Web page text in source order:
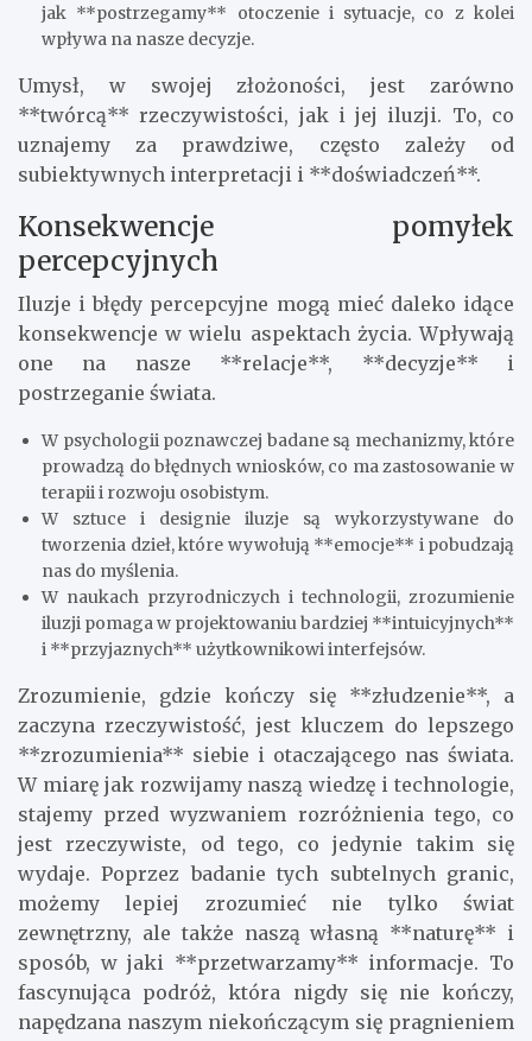
jak **postrzegamy** otoczenie i sytuacje, co z kolei
wpływa na nasze decyzje.
Umysł, w swojej złożoności, jest zarówno
**twórcą** rzeczywistości, jak i jej iluzji. To, co
uznajemy za prawdziwe, często zależy od
subiektywnych interpretacji i **doświadczeń**.
Konsekwencje pomyłek
percepcyjnych
Iluzje i błędy percepcyjne mogą mieć daleko idące
konsekwencje w wielu aspektach życia. Wpływają
one na nasze **relacje**, **decyzje** i
postrzeganie świata.
W psychologii poznawczej badane są mechanizmy, które
prowadzą do błędnych wniosków, co ma zastosowanie w
terapii i rozwoju osobistym.
W sztuce i designie iluzje są wykorzystywane do
tworzenia dzieł, które wywołują **emocje** i pobudzają
nas do myślenia.
W naukach przyrodniczych i technologii, zrozumienie
iluzji pomaga w projektowaniu bardziej **intuicyjnych**
i **przyjaznych** użytkownikowi interfejsów.
Zrozumienie, gdzie kończy się **złudzenie**, a
zaczyna rzeczywistość, jest kluczem do lepszego
**zrozumienia** siebie i otaczającego nas świata.
W miarę jak rozwijamy naszą wiedzę i technologie,
stajemy przed wyzwaniem rozróżnienia tego, co
jest rzeczywiste, od tego, co jedynie takim się
wydaje. Poprzez badanie tych subtelnych granic,
możemy lepiej zrozumieć nie tylko świat
zewnętrzny, ale także naszą własną **naturę** i
sposób, w jaki **przetwarzamy** informacje. To
fascynująca podróż, która nigdy się nie kończy,
napędzana naszym niekończącym się pragnieniem